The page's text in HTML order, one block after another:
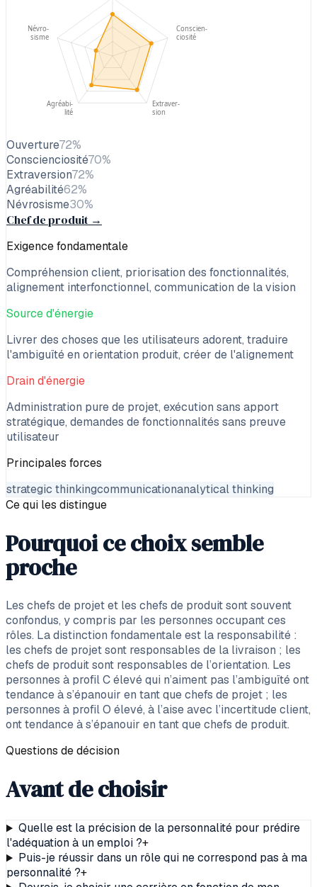
Conscien-
ciosité
Extraver-
sion
Agréabi-
lité
Névro-
sisme
Ouverture72%
Conscienciosité70%
Extraversion72%
Agréabilité62%
Névrosisme30%
Chef de produit →
Exigence fondamentale
Compréhension client, priorisation des fonctionnalités,
alignement interfonctionnel, communication de la vision
Source d'énergie
Livrer des choses que les utilisateurs adorent, traduire
l'ambiguïté en orientation produit, créer de l'alignement
Drain d'énergie
Administration pure de projet, exécution sans apport
stratégique, demandes de fonctionnalités sans preuve
utilisateur
Principales forces
strategic thinkingcommunicationanalytical thinking
Ce qui les distingue
Pourquoi ce choix semble
proche
Les chefs de projet et les chefs de produit sont souvent
confondus, y compris par les personnes occupant ces
rôles. La distinction fondamentale est la responsabilité :
les chefs de projet sont responsables de la livraison ; les
chefs de produit sont responsables de l’orientation. Les
personnes à profil C élevé qui n’aiment pas l’ambiguïté ont
tendance à s’épanouir en tant que chefs de projet ; les
personnes à profil O élevé, à l’aise avec l’incertitude client,
ont tendance à s’épanouir en tant que chefs de produit.
Questions de décision
Avant de choisir
Quelle est la précision de la personnalité pour prédire
l'adéquation à un emploi ?+
Puis-je réussir dans un rôle qui ne correspond pas à ma
personnalité ?+